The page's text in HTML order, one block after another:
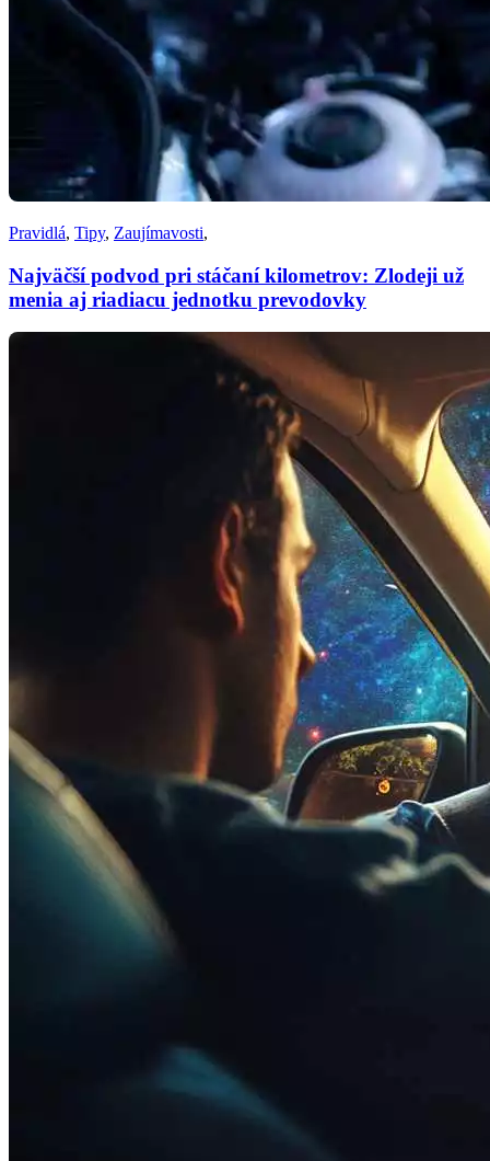
Pravidlá, Tipy, Zaujímavosti,
Najväčší podvod pri stáčaní kilometrov: Zlodeji už
menia aj riadiacu jednotku prevodovky